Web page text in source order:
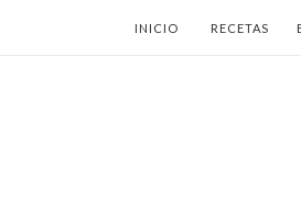
INICIO RECETAS